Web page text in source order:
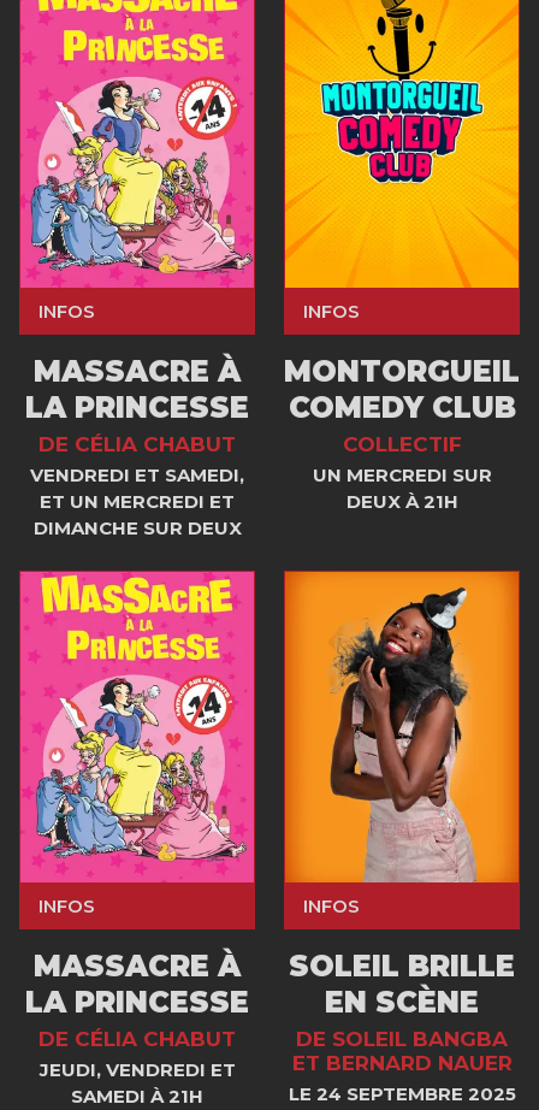
INFOS
MASSACRE À
LA PRINCESSE
DE CÉLIA CHABUT
VENDREDI ET SAMEDI,
ET UN MERCREDI ET
DIMANCHE SUR DEUX
INFOS
MONTORGUEIL
COMEDY CLUB
COLLECTIF
UN MERCREDI SUR
DEUX À 21H
INFOS
MASSACRE À
LA PRINCESSE
DE CÉLIA CHABUT
JEUDI, VENDREDI ET
SAMEDI À 21H
INFOS
SOLEIL BRILLE
EN SCÈNE
DE SOLEIL BANGBA
ET BERNARD NAUER
LE 24 SEPTEMBRE 2025